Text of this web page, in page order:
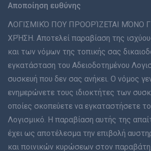
ภาษาไทย
Dansk
हिंदी
עברית
Αποποίηση ευθύνης
ΛΟΓΙΣΜΙΚΌ ΠΟΥ ΠΡΟΟΡΊΖΕΤΑΙ ΜΌΝΟ
ΧΡΉΣΗ. Αποτελεί παραβίαση της
και των νόμων της τοπικής σας
εγκατάσταση του Αδειοδοτημένου
συσκευή που δεν σας ανήκει. Ο νόμος
ενημερώνετε τους ιδιοκτήτες των
οποίες σκοπεύετε να εγκαταστήσετε
Λογισμικό. Η παραβίαση αυτής της
έχει ως αποτέλεσμα την επιβολή
και ποινικών κυρώσεων στον